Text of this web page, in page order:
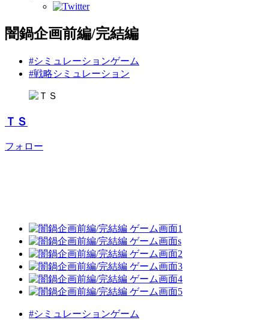
闇鍋企画前編/完結編
#シミュレーションゲーム
#戦略シミュレーション
ＴＳ
フォロー
#シミュレーションゲーム